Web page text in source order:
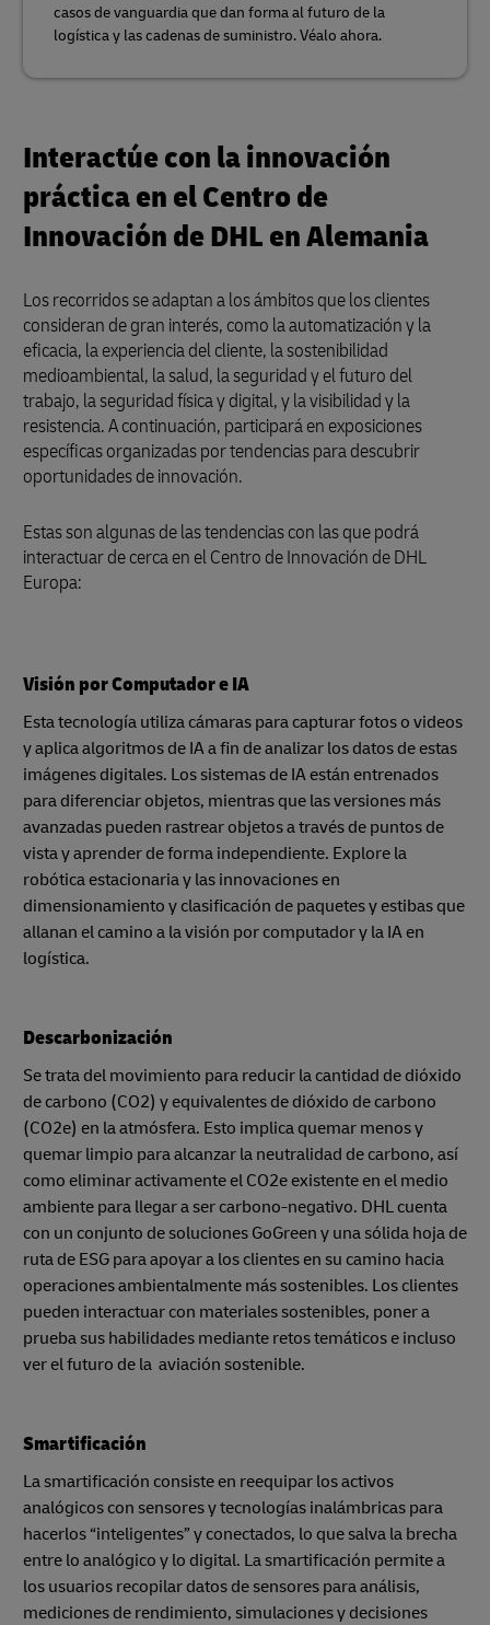
casos de vanguardia que dan forma al futuro de la
logística y las cadenas de suministro. Véalo ahora.
Interactúe con la innovación
práctica en el Centro de
Innovación de DHL en Alemania
Los recorridos se adaptan a los ámbitos que los clientes
consideran de gran interés, como la automatización y la
eficacia, la experiencia del cliente, la sostenibilidad
medioambiental, la salud, la seguridad y el futuro del
trabajo, la seguridad física y digital, y la visibilidad y la
resistencia. A continuación, participará en exposiciones
específicas organizadas por tendencias para descubrir
oportunidades de innovación.
Estas son algunas de las tendencias con las que podrá
interactuar de cerca en el Centro de Innovación de DHL
Europa:
Visión por Computador e IA
Esta tecnología utiliza cámaras para capturar fotos o videos
y aplica algoritmos de IA a fin de analizar los datos de estas
imágenes digitales. Los sistemas de IA están entrenados
para diferenciar objetos, mientras que las versiones más
avanzadas pueden rastrear objetos a través de puntos de
vista y aprender de forma independiente. Explore la
robótica estacionaria y las innovaciones en
dimensionamiento y clasificación de paquetes y estibas que
allanan el camino a la visión por computador y la IA en
logística.
Descarbonización
Se trata del movimiento para reducir la cantidad de dióxido
de carbono (CO2) y equivalentes de dióxido de carbono
(CO2e) en la atmósfera. Esto implica quemar menos y
quemar limpio para alcanzar la neutralidad de carbono, así
como eliminar activamente el CO2e existente en el medio
ambiente para llegar a ser carbono-negativo. DHL cuenta
con un conjunto de soluciones GoGreen y una sólida hoja de
ruta de ESG para apoyar a los clientes en su camino hacia
operaciones ambientalmente más sostenibles. Los clientes
pueden interactuar con materiales sostenibles, poner a
prueba sus habilidades mediante retos temáticos e incluso
ver el futuro de la aviación sostenible.
Smartificación
La smartificación consiste en reequipar los activos
analógicos con sensores y tecnologías inalámbricas para
hacerlos “inteligentes” y conectados, lo que salva la brecha
entre lo analógico y lo digital. La smartificación permite a
los usuarios recopilar datos de sensores para análisis,
mediciones de rendimiento, simulaciones y decisiones